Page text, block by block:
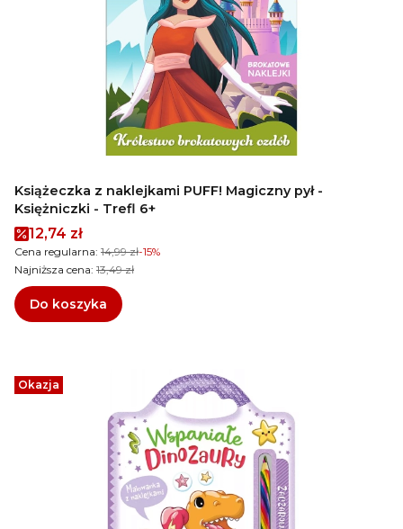
Książeczka z naklejkami PUFF! Magiczny pył -
Księżniczki - Trefl 6+
Cena promocyjna
12,74 zł
Cena regularna: 14,99 zł-15%
Najniższa cena: 13,49 zł
Do koszyka
Okazja